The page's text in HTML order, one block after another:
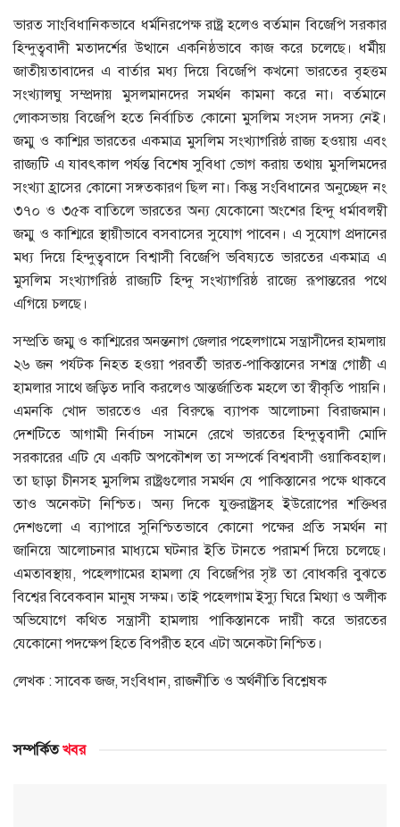
ভারত সাংবিধানিকভাবে ধর্মনিরপেক্ষ রাষ্ট্র হলেও বর্তমান বিজেপি সরকার
হিন্দুত্ববাদী মতাদর্শের উত্থানে একনিষ্ঠভাবে কাজ করে চলেছে। ধর্মীয়
জাতীয়তাবাদের এ বার্তার মধ্য দিয়ে বিজেপি কখনো ভারতের বৃহত্তম
সংখ্যালঘু সম্প্রদায় মুসলমানদের সমর্থন কামনা করে না। বর্তমানে
লোকসভায় বিজেপি হতে নির্বাচিত কোনো মুসলিম সংসদ সদস্য নেই।
জম্মু ও কাশ্মির ভারতের একমাত্র মুসলিম সংখ্যাগরিষ্ঠ রাজ্য হওয়ায় এবং
রাজ্যটি এ যাবৎকাল পর্যন্ত বিশেষ সুবিধা ভোগ করায় তথায় মুসলিমদের
সংখ্যা হ্রাসের কোনো সঙ্গতকারণ ছিল না। কিন্তু সংবিধানের অনুচ্ছেদ নং
৩৭০ ও ৩৫ক বাতিলে ভারতের অন্য যেকোনো অংশের হিন্দু ধর্মাবলম্বী
জম্মু ও কাশ্মিরে স্থায়ীভাবে বসবাসের সুযোগ পাবেন। এ সুযোগ প্রদানের
মধ্য দিয়ে হিন্দুত্ববাদে বিশ্বাসী বিজেপি ভবিষ্যতে ভারতের একমাত্র এ
মুসলিম সংখ্যাগরিষ্ঠ রাজ্যটি হিন্দু সংখ্যাগরিষ্ঠ রাজ্যে রূপান্তরের পথে
এগিয়ে চলছে।
সম্প্রতি জম্মু ও কাশ্মিরের অনন্তনাগ জেলার পহেলগামে সন্ত্রাসীদের হামলায়
২৬ জন পর্যটক নিহত হওয়া পরবর্তী ভারত-পাকিস্তানের সশস্ত্র গোষ্ঠী এ
হামলার সাথে জড়িত দাবি করলেও আন্তর্জাতিক মহলে তা স্বীকৃতি পায়নি।
এমনকি খোদ ভারতেও এর বিরুদ্ধে ব্যাপক আলোচনা বিরাজমান।
দেশটিতে আগামী নির্বাচন সামনে রেখে ভারতের হিন্দুত্ববাদী মোদি
সরকারের এটি যে একটি অপকৌশল তা সম্পর্কে বিশ্ববাসী ওয়াকিবহাল।
তা ছাড়া চীনসহ মুসলিম রাষ্ট্রগুলোর সমর্থন যে পাকিস্তানের পক্ষে থাকবে
তাও অনেকটা নিশ্চিত। অন্য দিকে যুক্তরাষ্ট্রসহ ইউরোপের শক্তিধর
দেশগুলো এ ব্যাপারে সুনিশ্চিতভাবে কোনো পক্ষের প্রতি সমর্থন না
জানিয়ে আলোচনার মাধ্যমে ঘটনার ইতি টানতে পরামর্শ দিয়ে চলেছে।
এমতাবস্থায়, পহেলগামের হামলা যে বিজেপির সৃষ্ট তা বোধকরি বুঝতে
বিশ্বের বিবেকবান মানুষ সক্ষম। তাই পহেলগাম ইস্যু ঘিরে মিথ্যা ও অলীক
অভিযোগে কথিত সন্ত্রাসী হামলায় পাকিস্তানকে দায়ী করে ভারতের
যেকোনো পদক্ষেপ হিতে বিপরীত হবে এটা অনেকটা নিশ্চিত।
লেখক : সাবেক জজ, সংবিধান, রাজনীতি ও অর্থনীতি বিশ্লেষক
সম্পর্কিতখবর